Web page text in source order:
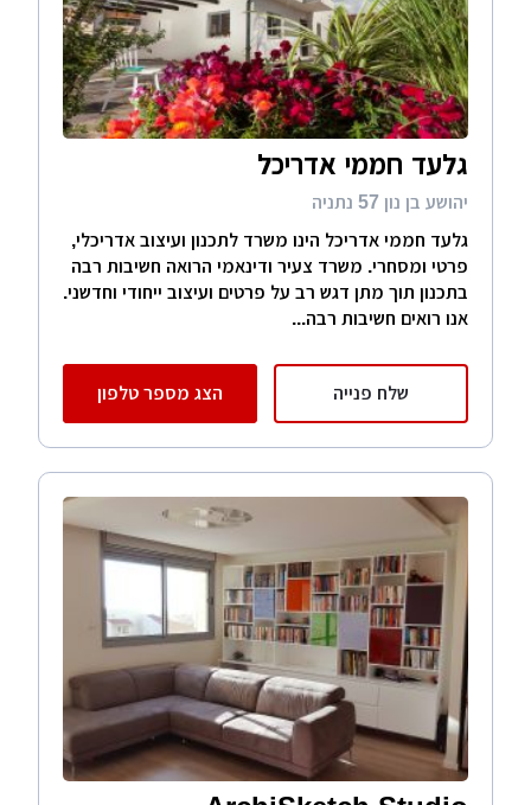
גלעד חממי אדריכל
יהושע בן נון 57 נתניה
גלעד חממי אדריכל הינו משרד לתכנון ועיצוב אדריכלי,
פרטי ומסחרי. משרד צעיר ודינאמי הרואה חשיבות רבה
בתכנון תוך מתן דגש רב על פרטים ועיצוב ייחודי וחדשני.
אנו רואים חשיבות רבה...
שלח פנייה הצג מספר טלפון